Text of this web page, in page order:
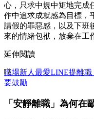
心，只求中規中矩地完成
作中追求成就感為目標，
請假的罪惡感，以及下班
來的情緒包袱，放棄在工
延伸閱讀
職場新人最愛LINE提離
要鼓勵
「安靜離職」為何在